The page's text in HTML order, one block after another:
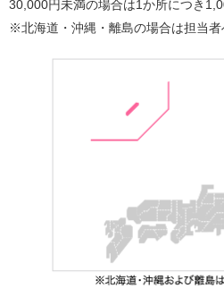
30,000円未満の場合は1か所につき
※北海道・沖縄・離島の場合は担当